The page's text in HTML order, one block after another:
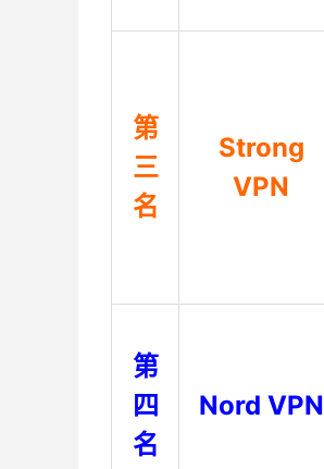
第
三
名
Strong
VPN
第
四
名
Nord VPN